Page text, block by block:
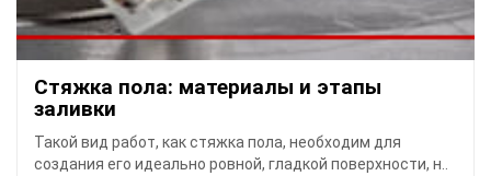
Стяжка пола: материалы и этапы
заливки
Такой вид работ, как стяжка пола, необходим для
создания его идеально ровной, гладкой поверхности, н..